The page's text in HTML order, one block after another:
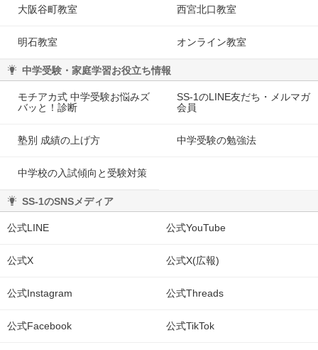
大阪谷町教室 西宮北口教室
明石教室 オンライン教室
中学受験・家庭学習お役立ち情報
モチアカ式 中学受験お悩みズ
バッと！診断
SS-1のLINE友だち・メルマガ
会員
塾別 成績の上げ方 中学受験の勉強法
中学校の入試傾向と受験対策
SS-1のSNSメディア
公式LINE 公式YouTube
公式X 公式X(広報)
公式Instagram 公式Threads
公式Facebook 公式TikTok